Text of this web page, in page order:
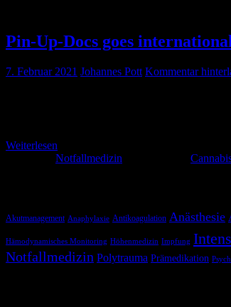
Pin-Up-Docs goes international
7. Februar 2021 Johannes Pott Kommentar
Weiterlesen
Notfallmedizin
Akutmanagement Anaphylaxie Antikoagulation Anästhesie
Hämodynamisches Monitoring Höhenmedizin Impfung
Notfallmedizin Polytrauma Prämedikation